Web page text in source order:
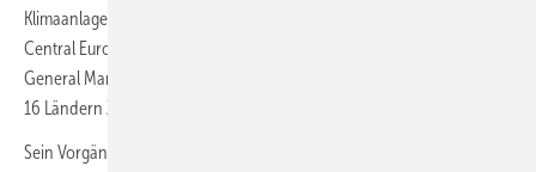
Klimaanlagen. Seit 2018 arbeitete Tada bei Daikin Airconditioning
Central Europe in Österreich und verantwortete dort zuletzt als
General Manager den Bereich des gewerblichen Vertriebs in
16 Ländern Zentral- und Osteuropas.
Sein Vorgänger Kenichi Akamatsu verließ zum 1. Dezember